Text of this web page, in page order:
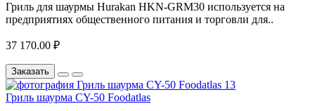
Гриль для шаурмы Hurakan HKN-GRM30 используется на
предприятиях общественного питания и торговли для..
37 170.00 ₽
Заказать
Гриль шаурма CY-50 Foodatlas